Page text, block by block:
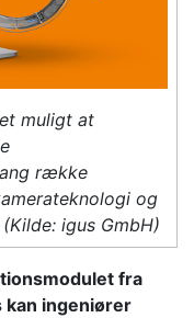
muligt at
række
og
igus GmbH)
fra
kan ingeniører